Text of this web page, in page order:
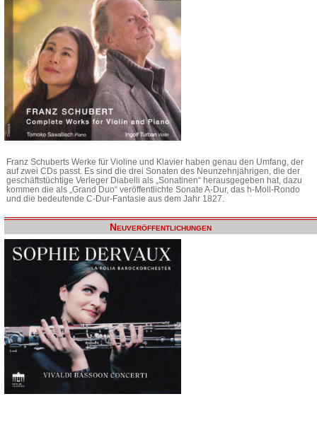
Franz Schuberts Werke für Violine und Klavier haben genau den Umfang, der
auf zwei CDs passt. Es sind die drei Sonaten des Neunzehnjährigen, die der
geschäftstüchtige Verleger Diabelli als „Sonatinen“ herausgegeben hat, dazu
kommen die als „Grand Duo“ veröffentlichte Sonate A-Dur, das h-Moll-Rondo
und die bedeutende C-Dur-Fantasie aus dem Jahr 1827.
Neuveröffentlichungen